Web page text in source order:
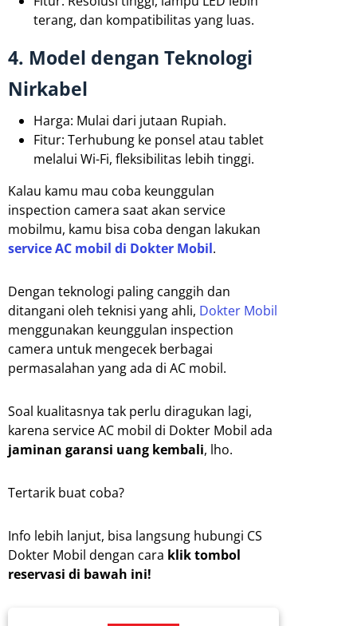
terang, dan kompatibilitas yang luas.
4. Model dengan Teknologi
Nirkabel
Harga: Mulai dari jutaan Rupiah.
Fitur: Terhubung ke ponsel atau tablet
melalui Wi-Fi, fleksibilitas lebih tinggi.
Kalau kamu mau coba keunggulan
inspection camera saat akan service
mobilmu, kamu bisa coba dengan lakukan
service AC mobil di Dokter Mobil.
Dengan teknologi paling canggih dan
ditangani oleh teknisi yang ahli, Dokter Mobil
menggunakan keunggulan inspection
camera untuk mengecek berbagai
permasalahan yang ada di AC mobil.
Soal kualitasnya tak perlu diragukan lagi,
karena service AC mobil di Dokter Mobil ada
jaminan garansi uang kembali, lho.
Tertarik buat coba?
Info lebih lanjut, bisa langsung hubungi CS
Dokter Mobil dengan cara klik tombol
reservasi di bawah ini!